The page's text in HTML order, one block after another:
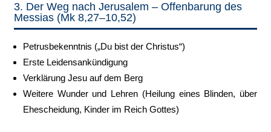
3. Der Weg nach Jerusalem – Offenbarung des
Messias (Mk 8,27–10,52)
Petrusbekenntnis („Du bist der Christus“)
Erste Leidensankündigung
Verklärung Jesu auf dem Berg
Weitere Wunder und Lehren (Heilung eines Blinden, über
Ehescheidung, Kinder im Reich Gottes)